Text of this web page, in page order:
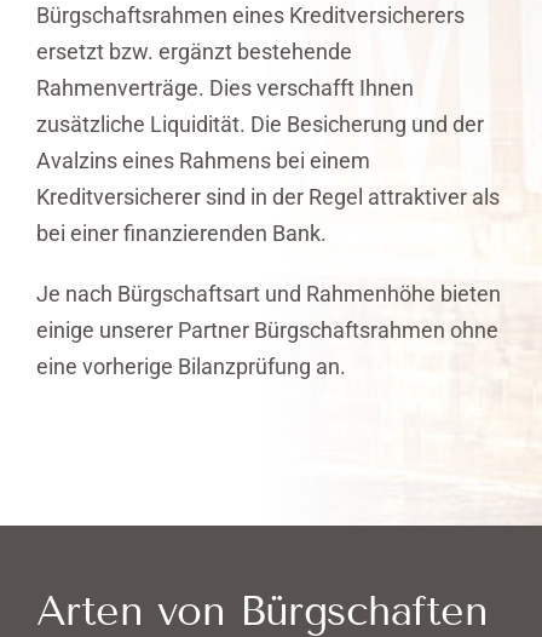
Bürgschaftsrahmen eines Kreditversicherers
ersetzt bzw. ergänzt bestehende
Rahmenverträge. Dies verschafft Ihnen
zusätzliche Liquidität. Die Besicherung und der
Avalzins eines Rahmens bei einem
Kreditversicherer sind in der Regel attraktiver als
bei einer finanzierenden Bank.
Je nach Bürgschaftsart und Rahmenhöhe bieten
einige unserer Partner Bürgschaftsrahmen ohne
eine vorherige Bilanzprüfung an.
Arten von Bürgschaften